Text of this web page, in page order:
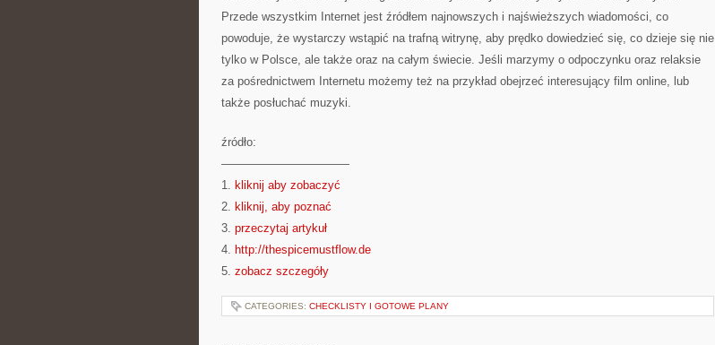
Przede wszystkim Internet jest źródłem najnowszych i najświeższych wiadomości, co
powoduje, że wystarczy wstąpić na trafną witrynę, aby prędko dowiedzieć się, co dzieje się nie
tylko w Polsce, ale także oraz na całym świecie. Jeśli marzymy o odpoczynku oraz relaksie
za pośrednictwem Internetu możemy też na przykład obejrzeć interesujący film online, lub
także posłuchać muzyki.
źródło:
———————————
1. kliknij aby zobaczyć
2. kliknij, aby poznać
3. przeczytaj artykuł
4. http://thespicemustflow.de
5. zobacz szczegóły
CATEGORIES: CHECKLISTY I GOTOWE PLANY